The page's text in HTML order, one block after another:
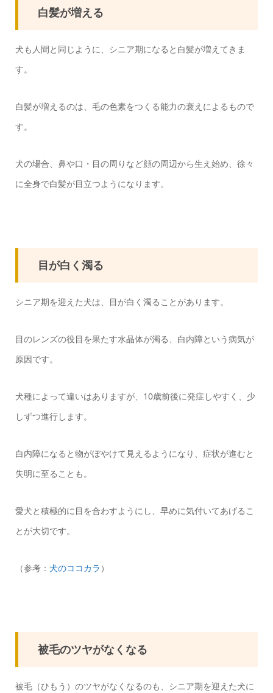
白髪が増える
犬も人間と同じように、シニア期になると白髪が増えてきま
す。
白髪が増えるのは、毛の色素をつくる能力の衰えによるもので
す。
犬の場合、鼻や口・目の周りなど顔の周辺から生え始め、徐々
に全身で白髪が目立つようになります。
目が白く濁る
シニア期を迎えた犬は、目が白く濁ることがあります。
目のレンズの役目を果たす水晶体が濁る、白内障という病気が
原因です。
犬種によって違いはありますが、10歳前後に発症しやすく、少
しずつ進行します。
白内障になると物がぼやけて見えるようになり、症状が進むと
失明に至ることも。
愛犬と積極的に目を合わすようにし、早めに気付いてあげるこ
とが大切です。
（参考： 犬のココカラ ）
被毛のツヤがなくなる
被毛（ひもう）のツヤがなくなるのも、シニア期を迎えた犬に